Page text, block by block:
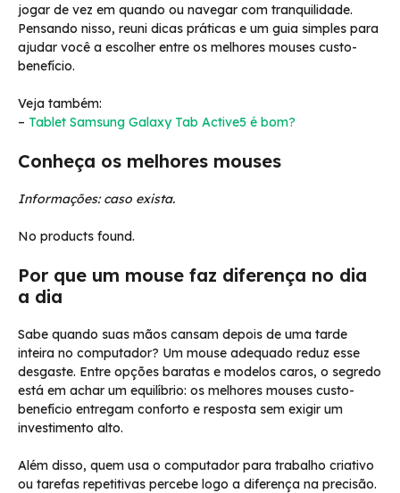
jogar de vez em quando ou navegar com tranquilidade.
Pensando nisso, reuni dicas práticas e um guia simples para
ajudar você a escolher entre os melhores mouses custo-
benefício.
Veja também:
– Tablet Samsung Galaxy Tab Active5 é bom?
Conheça os melhores mouses
Informações: caso exista.
No products found.
Por que um mouse faz diferença no dia
a dia
Sabe quando suas mãos cansam depois de uma tarde
inteira no computador? Um mouse adequado reduz esse
desgaste. Entre opções baratas e modelos caros, o segredo
está em achar um equilíbrio: os melhores mouses custo-
benefício entregam conforto e resposta sem exigir um
investimento alto.
Além disso, quem usa o computador para trabalho criativo
ou tarefas repetitivas percebe logo a diferença na precisão.